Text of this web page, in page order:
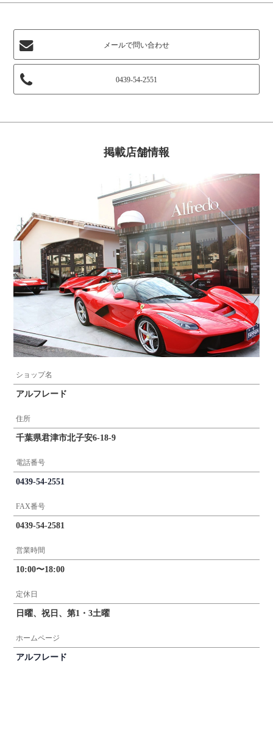
メールで問い合わせ
0439-54-2551
掲載店舗情報
ショップ名
アルフレード
住所
千葉県君津市北子安6-18-9
電話番号
0439-54-2551
FAX番号
0439-54-2581
営業時間
10:00〜18:00
定休日
日曜、祝日、第1・3土曜
ホームページ
アルフレード